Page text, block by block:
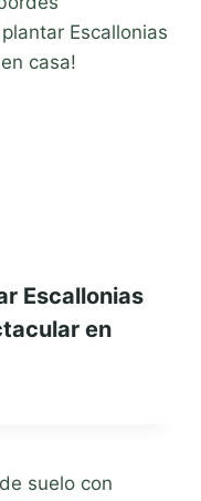
Escallonias
en